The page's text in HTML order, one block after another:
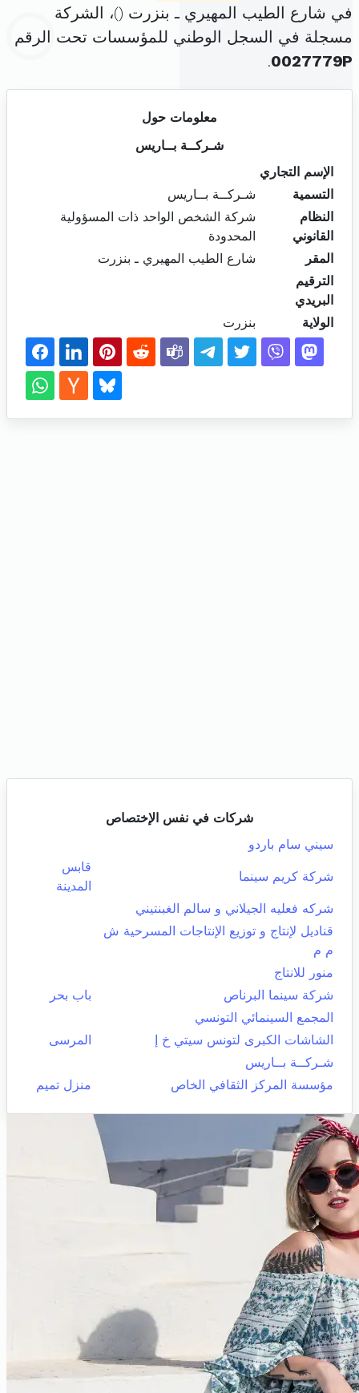
في شارع الطيب المهيري ـ بنزرت ()، الشركة
مسجلة في السجل الوطني للمؤسسات تحت الرقم
0027779P
.
معلومات حول
شـركــة بــاريس
الإسم التجاري
التسمية
شـركــة بــاريس
النظام
القانوني
شركة الشخص الواحد ذات المسؤولية
المحدودة
المقر
شارع الطيب المهيري ـ بنزرت
الترقيم
البريدي
الولاية
بنزرت
شركات في نفس الإختصاص
سيني سام باردو
شركة كريم سينما
قابس
المدينة
شركه فعليه الجيلاني و سالم الغبنتيني
قناديل لإنتاج و توزيع الإنتاجات المسرحية ش
م م
منور للانتاج
شركة سينما البرناص
باب بحر
المجمع السينمائي التونسي
الشاشات الكبرى لتونس سيتي خ إ
المرسى
شـركــة بــاريس
مؤسسة المركز الثقافي الخاص
منزل تميم